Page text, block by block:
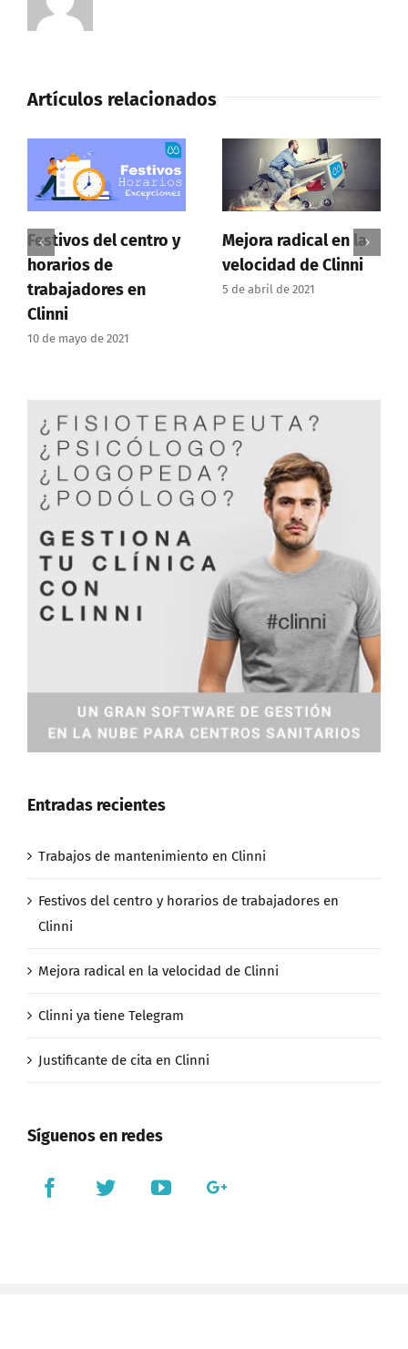
Artículos relacionados
Festivos del centro y
horarios de
trabajadores en
Clinni
10 de mayo de 2021
Mejora radical en la
velocidad de Clinni
5 de abril de 2021
Entradas recientes
Trabajos de mantenimiento en Clinni
Festivos del centro y horarios de trabajadores en
Clinni
Mejora radical en la velocidad de Clinni
Clinni ya tiene Telegram
Justificante de cita en Clinni
Síguenos en redes